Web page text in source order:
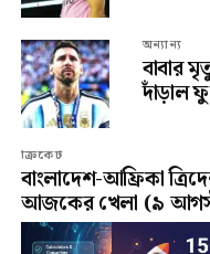
অন্যান্য
বাবার
দাঁড়াল
ক্রিকেট
বাংলাদেশ-আফ্রিকা
আজকের খেলা (৯